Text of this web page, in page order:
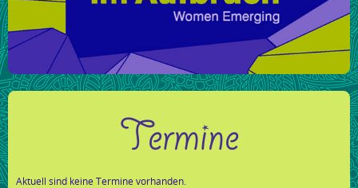
Termine
Aktuell sind keine Termine vorhanden.